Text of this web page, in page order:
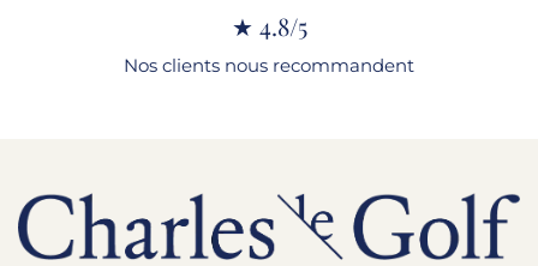
★ 4.8/5
Nos clients nous recommandent